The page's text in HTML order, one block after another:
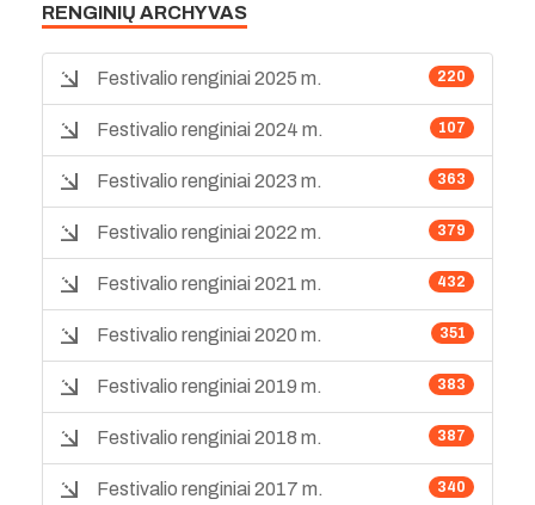
RENGINIŲ ARCHYVAS
220
Festivalio renginiai 2025 m.
107
Festivalio renginiai 2024 m.
363
Festivalio renginiai 2023 m.
379
Festivalio renginiai 2022 m.
432
Festivalio renginiai 2021 m.
351
Festivalio renginiai 2020 m.
383
Festivalio renginiai 2019 m.
387
Festivalio renginiai 2018 m.
340
Festivalio renginiai 2017 m.